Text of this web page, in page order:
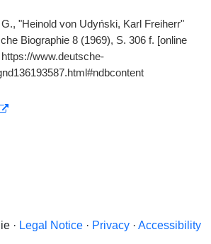
"Heinold von Udyński, Karl Freiherr"
Biographie 8 (1969), S. 306 f. [online
www.deutsche-
· Legal Notice · Privacy · Accessibility